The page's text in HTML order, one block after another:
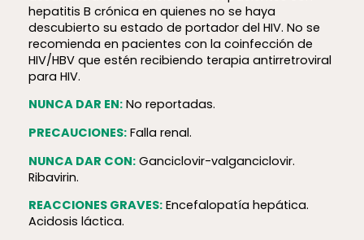
hepatitis B crónica en quienes no se haya
descubierto su estado de portador del HIV. No se
recomienda en pacientes con la coinfección de
HIV/HBV que estén recibiendo terapia antirretroviral
para HIV.
NUNCA DAR EN:No reportadas.
PRECAUCIONES:Falla renal.
NUNCA DAR CON:Ganciclovir-valganciclovir.
Ribavirin.
REACCIONES GRAVES:Encefalopatía hepática.
Acidosis láctica.